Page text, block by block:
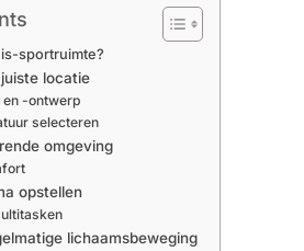
sportruimte?
locatie
-ontwerp
selecteren
omgeving
opstellen
lichaamsbeweging